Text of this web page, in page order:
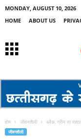
MONDAY, AUGUST 10, 2026
HOME
ABOUT US
होम जीवनशैली ब्लैक, ग्रीन या
जीवनशैली